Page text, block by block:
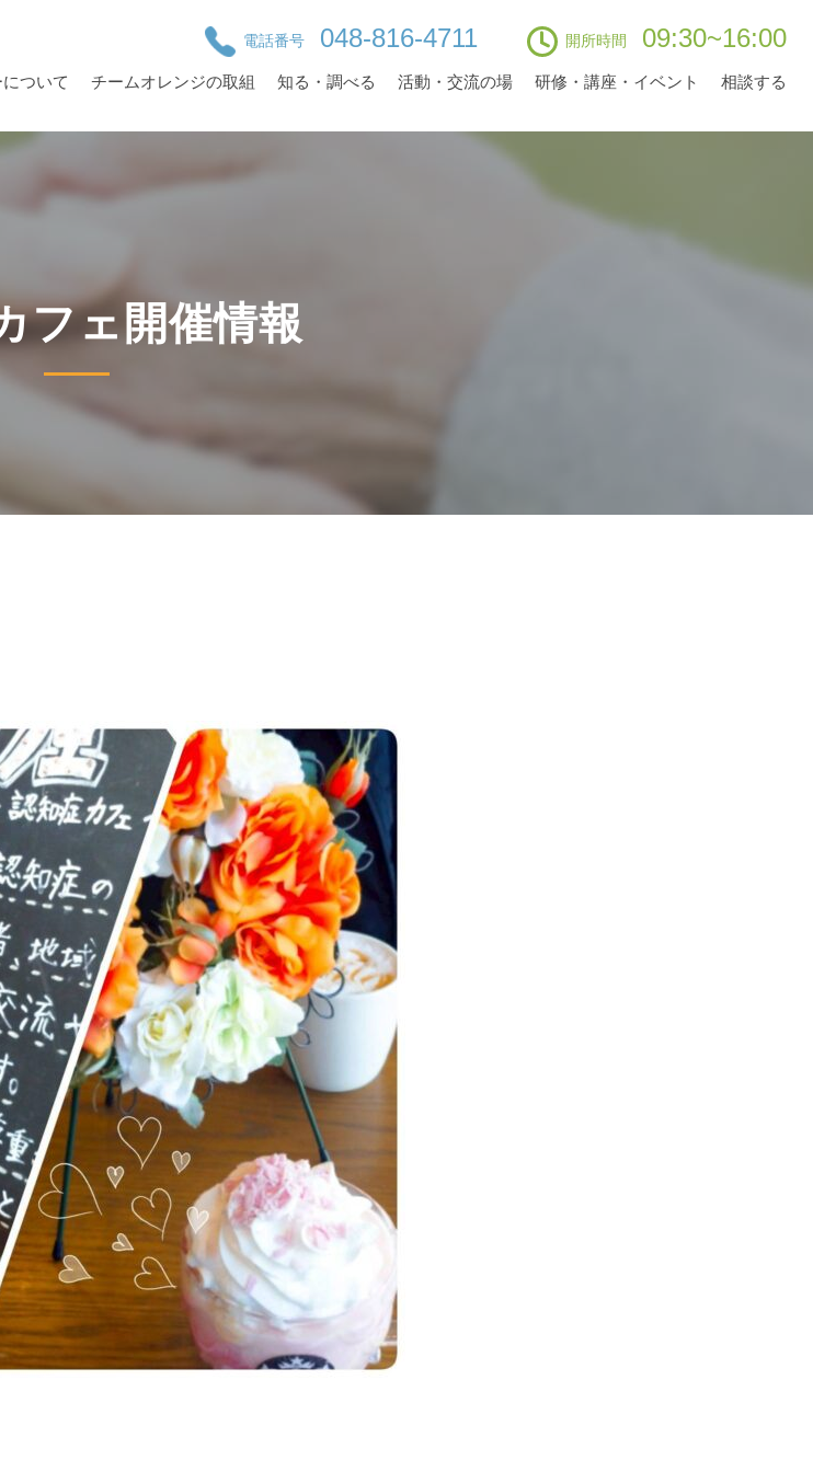
電話番号 048-816-4711 開所時間 09:30~16:00
ついて チームオレンジの取組 知る・調べる 活動・交流の場 研修・講座・イベント 相談する
フェ開催情報